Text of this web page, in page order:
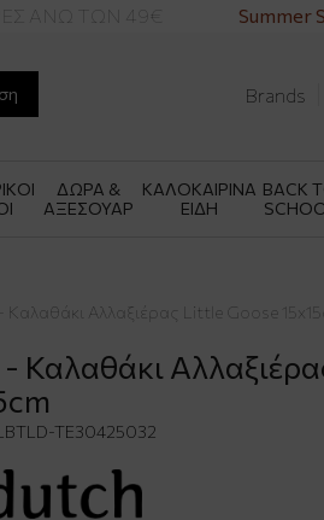
ΑΝΩ ΤΩΝ 49€ Summer
Brands
ΔΩΡΑ &
ΑΞΕΣΟΥΑΡ
ΚΑΛΟΚΑΙΡΙΝΑ
ΕΙΔΗ
BACK
Καλαθάκι Αλλαξιέρας Little Goose
Καλαθάκι
TE30425032